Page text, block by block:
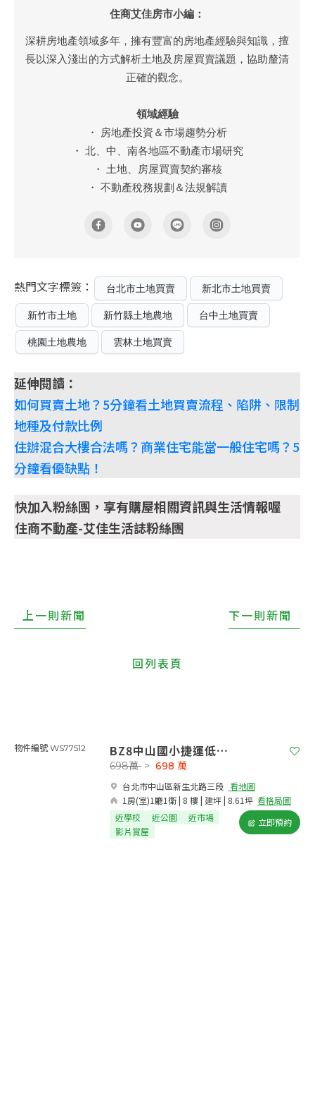
住商艾佳房市小編：
深耕房地產領域多年，擁有豐富的房地產經驗與知識，擅
長以深入淺出的方式解析土地及房屋買賣議題，協助釐清
正確的觀念。
領域經驗
・ 房地產投資＆市場趨勢分析
・ 北、中、南各地區不動產市場研究
・ 土地、房屋買賣契約審核
・ 不動產稅務規劃＆法規解讀
熱門文字標簽： 台北市土地買賣 新北市土地買賣
新竹市土地 新竹縣土地農地 台中土地買賣
桃園土地農地 雲林土地買賣
延伸閱讀：
如何買賣土地？5分鐘看土地買賣流程、陷阱、限制
地種及付款比例
住辦混合大樓合法嗎？商業住宅能當一般住宅嗎？5
分鐘看優缺點！
快加入粉絲團，享有購屋相關資訊與生活情報喔
住商不動產-艾佳生活誌粉絲團
上一則新聞 下一則新聞
回列表頁
物件編號 WS77512 BZ8中山國小捷運低總首選
台北市中山區新生北路三段​ 看地圖
1房(室)1廳1衛 | 8 樓 | 建坪 | 8.61坪 看格局圖
698萬 > 698 萬
近學校 近公園
近市場
影片賞屋
立即預約